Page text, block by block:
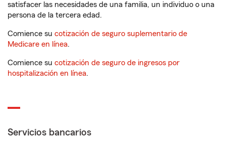
satisfacer las necesidades de una familia, un individuo o una
persona de la tercera edad.
Comience su cotización de seguro suplementario de
Medicare en línea.
Comience su cotización de seguro de ingresos por
hospitalización en línea.
Servicios bancarios